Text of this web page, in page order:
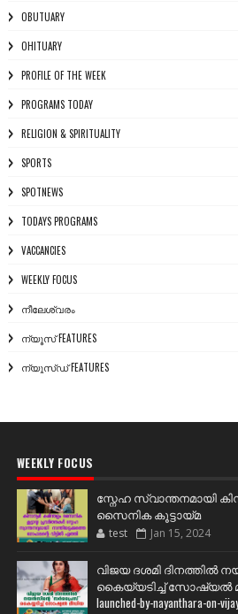
OBUTUARY
OHITUARY
PROFILE OF THE WEEK
PROGRAMS TODAY
RELIGION & SPIRITUALITY
SPORTS
SPOTNEWS
TODAYS PROGRAMS
VACCANCIES
WEEKLY FOCUS
നീലേശ്വരം
ന്യൂസ് FEATURES
ന്യൂസ്ഡ് FEATURES
WEEKLY FOCUS
സ്നേഹ സ്വാന്തനമായി
സൈനിക കൂട്ടായ്മ
test Jan 15, 2024
വിജയ ദശമി
കൈയ്യടിച്ച് സോഷ്യല്‍
launched-by-nayanthara-on-